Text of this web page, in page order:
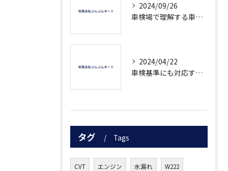
2024/09/26
車検場で理解する車検の流れ
2024/04/22
車検基準にも対応する次世代のOBD車検について知ろう
タグ Tags
CVT エンジン 水漏れ W222